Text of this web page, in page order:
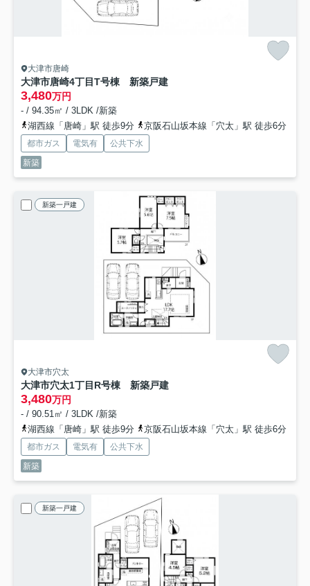
大津市唐崎
大津市唐崎4丁目T号棟 新築戸建
3,480万円
- / 94.35㎡ / 3LDK /新築
湖西線「唐崎」駅 徒歩9分
京阪石山坂本線「穴太」駅 徒歩6分
都市ガス 電気有
公共下水
新築
新築一戸建
大津市穴太
大津市穴太1丁目R号棟 新築戸建
3,480万円
- / 90.51㎡ / 3LDK /新築
湖西線「唐崎」駅 徒歩9分
京阪石山坂本線「穴太」駅 徒歩6分
都市ガス 電気有
公共下水
新築
新築一戸建